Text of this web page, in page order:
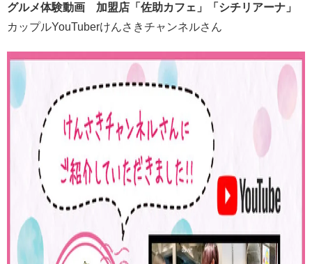
グルメ体験動画 加盟店「佐助カフェ」「シチリアーナ」
カップルYouTuberけんさきチャンネルさん